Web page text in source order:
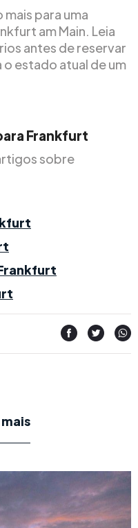
para uma
am Main. Leia
antes de reservar
o estado atual de um
Frankfurt
sobre